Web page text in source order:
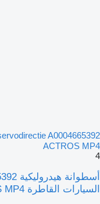
ACTROS MP4
4
السيارات القاطرة Mercedes-Benz ACTROS MP4